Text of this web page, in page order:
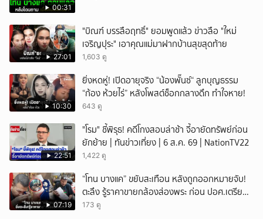
00:31
27:01
"บิณฑ์ บรรลือฤทธิ์" ยอมพูดแล้ว ข่าวลือ "ใหม่
เจริญปุระ" เอาคุณแม่มาฝากบ้านสุขสุดท้าย
1,603 ดู
10:30
ยิ่งหดหู่! เปิดอายุจริง “น้องพั๊นซ์“ ลูกบุญธรรม
“ก้อง ห้วยไร่” หลังโพสต์ช็อกกลางดึก ทำใจหาย!
643 ดู
22:51
"โรม" ชี้พิรุธ! คดีโกงสอบล่าช้า จี้อายัดทรัพย์ก่อน
ยักย้าย | ทันข่าวเที่ยง | 6 ส.ค. 69 | NationTV22
1,422 ดู
07:19
“โทน บางแค” ขยับสะเทือน หลังถูกออกหมายจับ!
ตะลึง รู้ราคาขายกล้องส่องพระ ก่อน ปอศ.เตรียม
บุกรวบ?
173 ดู